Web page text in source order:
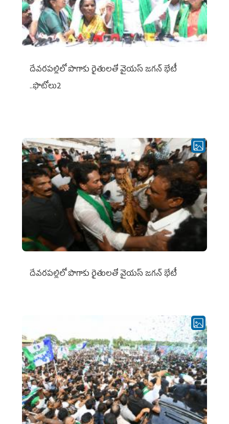
దేవరపల్లిలో పొగాకు రైతులతో వైయస్ జగన్ భేటీ
..ఫొటోలు2
దేవరపల్లిలో పొగాకు రైతులతో వైయస్ జగన్ భేటీ